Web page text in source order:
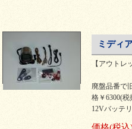
ミディ
【アウトレ
廃盤品番で
格￥6300(税
12Vバッテ